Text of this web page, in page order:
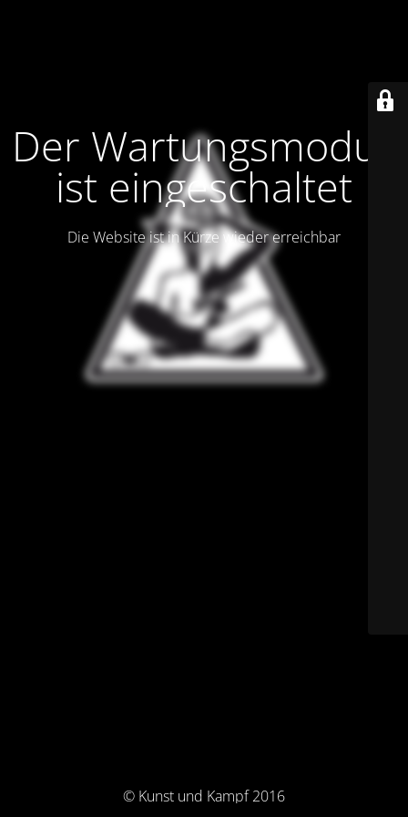
Der Wartungsmodus
ist eingeschaltet
Die Website ist in Kürze wieder erreichbar
© Kunst und Kampf 2016